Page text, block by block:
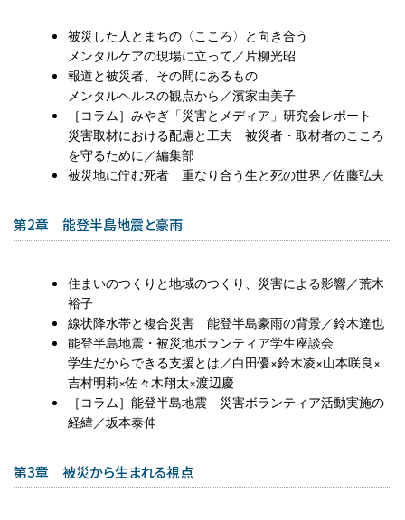
被災した人とまちの〈こころ〉と向き合う
メンタルケアの現場に立って／片柳光昭
報道と被災者、その間にあるもの
メンタルヘルスの観点から／濱家由美子
［コラム］みやぎ「災害とメディア」研究会レポート
災害取材における配慮と工夫 被災者・取材者のこころ
を守るために／編集部
被災地に佇む死者 重なり合う生と死の世界／佐藤弘夫
第2章 能登半島地震と豪雨
住まいのつくりと地域のつくり、災害による影響／荒木
裕子
線状降水帯と複合災害 能登半島豪雨の背景／鈴木達也
能登半島地震・被災地ボランティア学生座談会
学生だからできる支援とは／白田優×鈴木凌×山本咲良×
吉村明莉×佐々木翔太×渡辺慶
［コラム］能登半島地震 災害ボランティア活動実施の
経緯／坂本泰伸
第3章 被災から生まれる視点